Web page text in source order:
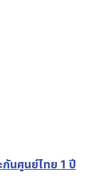
นศูนย์ไทย 1 ปี